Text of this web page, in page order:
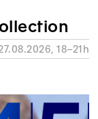
18–21h